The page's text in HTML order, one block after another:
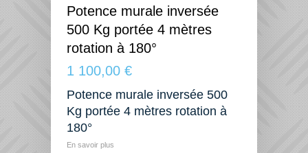
Potence murale inversée
500 Kg portée 4 mètres
rotation à 180°
1 100,00 €
Potence murale inversée 500
Kg portée 4 mètres rotation à
180°
En savoir plus